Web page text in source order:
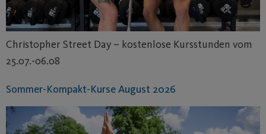
Christopher Street Day – kostenlose Kursstunden vom
25.07.-06.08
Sommer-Kompakt-Kurse August 2026